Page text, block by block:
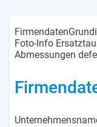
Firmendaten
Foto-Info
Abmessungen